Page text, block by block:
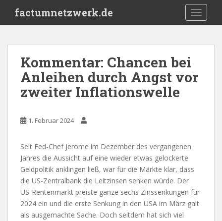
i
factumnetzwerk.de
Kommentar: Chancen bei
Anleihen durch Angst vor
zweiter Inflationswelle
1. Februar 2024
Seit Fed-Chef Jerome im Dezember des vergangenen
Jahres die Aussicht auf eine wieder etwas gelockerte
Geldpolitik anklingen ließ, war für die Märkte klar, dass
die US-Zentralbank die Leitzinsen senken würde. Der
US-Rentenmarkt preiste ganze sechs Zinssenkungen für
2024 ein und die erste Senkung in den USA im März galt
als ausgemachte Sache. Doch seitdem hat sich viel